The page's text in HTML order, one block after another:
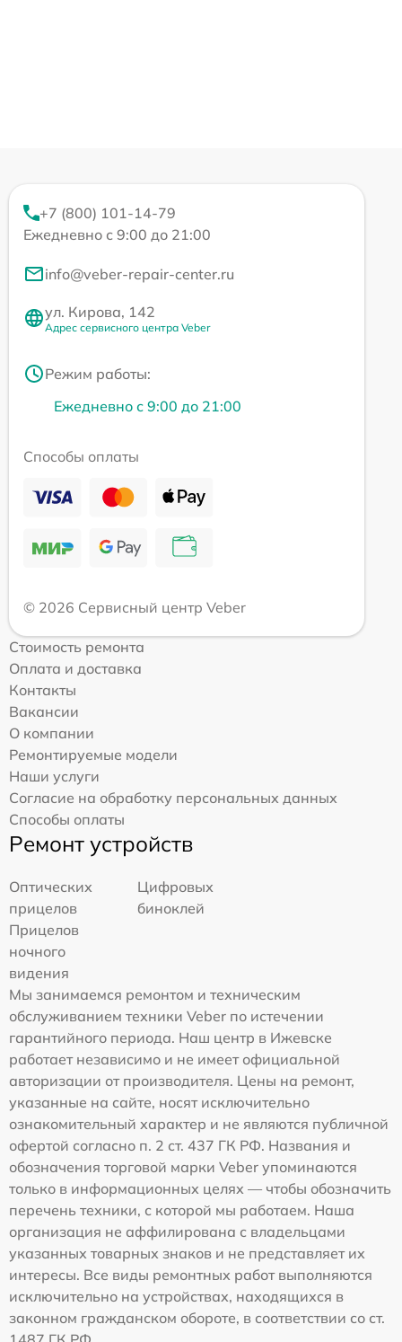
+7 (800) 101-14-79
Ежедневно с 9:00 до 21:00
info@veber-repair-center.ru
ул. Кирова, 142
Адрес сервисного центра Veber
Режим работы:
Ежедневно с 9:00 до 21:00
Способы оплаты
© 2026 Сервисный центр Veber
Стоимость ремонта
Оплата и доставка
Контакты
Вакансии
О компании
Ремонтируемые модели
Наши услуги
Согласие на обработку персональных данных
Способы оплаты
Ремонт устройств
Оптических
прицелов
Цифровых
биноклей
Прицелов
ночного
видения
Мы занимаемся ремонтом и техническим
обслуживанием техники Veber по истечении
гарантийного периода. Наш центр в Ижевске
работает независимо и не имеет официальной
авторизации от производителя. Цены на ремонт,
указанные на сайте, носят исключительно
ознакомительный характер и не являются публичной
офертой согласно п. 2 ст. 437 ГК РФ. Названия и
обозначения торговой марки Veber упоминаются
только в информационных целях — чтобы обозначить
перечень техники, с которой мы работаем. Наша
организация не аффилирована с владельцами
указанных товарных знаков и не представляет их
интересы. Все виды ремонтных работ выполняются
исключительно на устройствах, находящихся в
законном гражданском обороте, в соответствии со ст.